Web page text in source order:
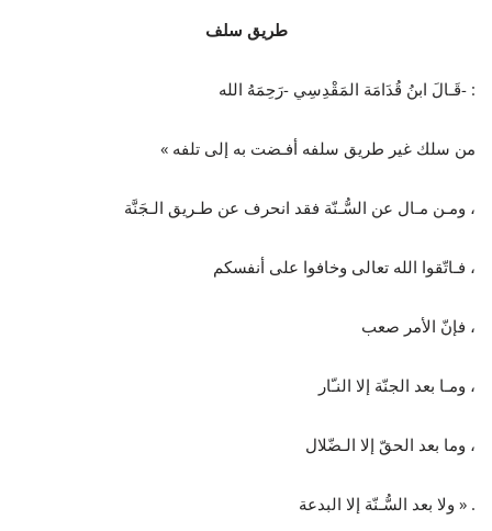
طريق سلف
قَـالَ ابنُ قُدَامَة المَقْدِسِي -رَحِمَهُ الله- :
« من سلك غير طريق سلفه أفـضت به إلى تلفه
ومـن مـال عن السُّـنّة فقد انحرف عن طـريق الـجَنَّة ،
فـاتّقوا الله تعالى وخافوا على أنفسكم ،
فإنّ الأمر صعب ،
ومـا بعد الجنّة إلا النـّار ،
وما بعد الحقّ إلا الـضّلال ،
ولا بعد السُّـنّة إلا البدعة » .